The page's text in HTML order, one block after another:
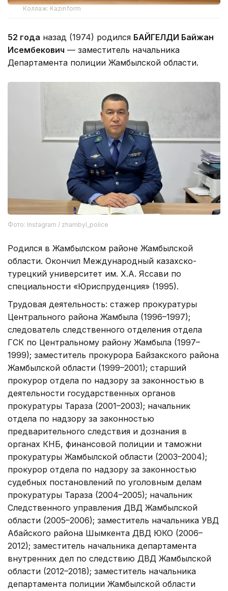
Коллаж: Kazinform
52 года назад (1974) родился БАЙГЕЛДИ Байжан
Исембекович — заместитель начальника
Департамента полиции Жамбылской области.
Фото: Іnstagram / zhambyl_police
Родился в Жамбылском районе Жамбылской
области. Окончил Международный казахско-
турецкий университет им. Х.А. Яссави по
специальности «Юриспруденция» (1995).
Трудовая деятельность: стажер прокуратуры
Центрального района Жамбыла (1996–1997);
следователь следственного отделения отдела
ГСК по Центральному району Жамбыла (1997–
1999); заместитель прокурора Байзакского района
Жамбылской области (1999–2001); старший
прокурор отдела по надзору за законностью в
деятельности государственных органов
прокуратуры Тараза (2001–2003); начальник
отдела по надзору за законностью
предварительного следствия и дознания в
органах КНБ, финансовой полиции и таможни
прокуратуры Жамбылской области (2003–2004);
прокурор отдела по надзору за законностью
судебных постановлений по уголовным делам
прокуратуры Тараза (2004–2005); начальник
Следственного управления ДВД Жамбылской
области (2005–2006); заместитель начальника УВД
Абайского района Шымкента ДВД ЮКО (2006–
2012); заместитель начальника департамента
внутренних дел по следствию ДВД Жамбылской
области (2012–2018); заместитель начальника
департамента полиции Жамбылской области